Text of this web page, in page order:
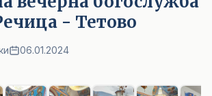
- Тетово
06.01.2024